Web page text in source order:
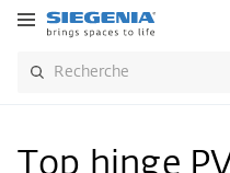
Top hinge